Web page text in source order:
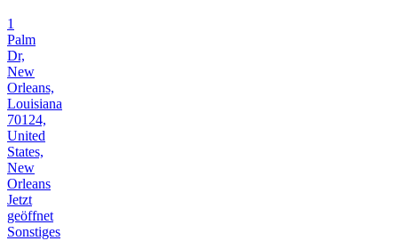
1
Palm
Dr,
New
Orleans,
Louisiana
70124,
United
States,
New
Orleans
Jetzt
geöffnet
Sonstiges